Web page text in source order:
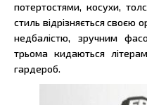
потертостями, косухи,
стиль відрізняється своєю
недбалістю, зручним
трьома кидаються
гардероб.